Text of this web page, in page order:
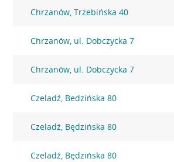
Chrzanów, Trzebińska 40
Chrzanów, ul. Dobczycka 7
Chrzanów, ul. Dobczycka 7
Czeladź, Bedzińska 80
Czeladź, Będzińska 80
Czeladź, Będzińska 80